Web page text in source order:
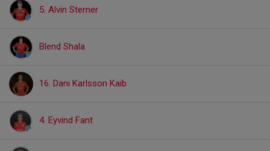
5. Alvin Sterner
Blend Shala
16. Dani Karlsson Kaib
4. Eyvind Fant